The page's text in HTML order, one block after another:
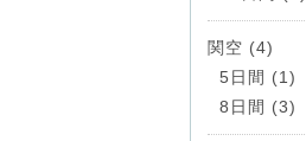
関空 (4)
5日間 (1)
8日間 (3)